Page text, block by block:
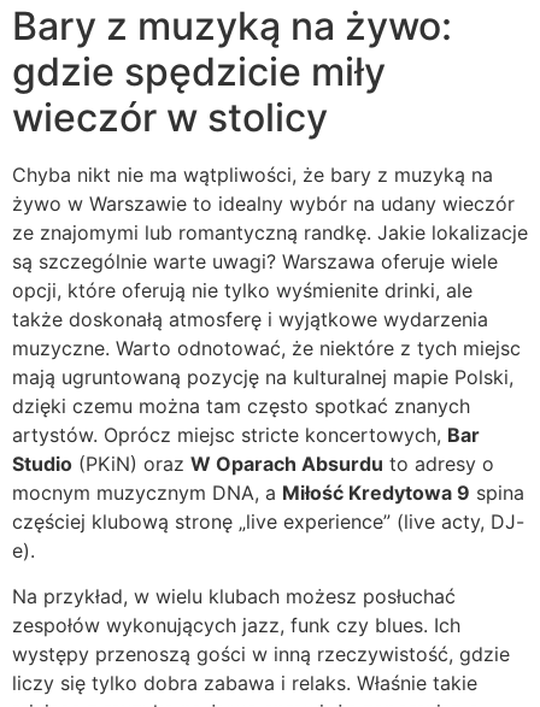
Bary z muzyką na żywo:
gdzie spędzicie miły
wieczór w stolicy
Chyba nikt nie ma wątpliwości, że bary z muzyką na
żywo w Warszawie to idealny wybór na udany wieczór
ze znajomymi lub romantyczną randkę. Jakie lokalizacje
są szczególnie warte uwagi? Warszawa oferuje wiele
opcji, które oferują nie tylko wyśmienite drinki, ale
także doskonałą atmosferę i wyjątkowe wydarzenia
muzyczne. Warto odnotować, że niektóre z tych miejsc
mają ugruntowaną pozycję na kulturalnej mapie Polski,
dzięki czemu można tam często spotkać znanych
artystów. Oprócz miejsc stricte koncertowych, Bar
Studio (PKiN) oraz W Oparach Absurdu to adresy o
mocnym muzycznym DNA, a Miłość Kredytowa 9 spina
częściej klubową stronę „live experience” (live acty, DJ-
e).
Na przykład, w wielu klubach możesz posłuchać
zespołów wykonujących jazz, funk czy blues. Ich
występy przenoszą gości w inną rzeczywistość, gdzie
liczy się tylko dobra zabawa i relaks. Właśnie takie